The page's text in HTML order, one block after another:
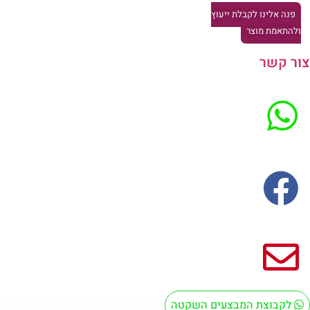
פנה אלינו לקבלת ייעוץ
מוצר
קשר
לקבוצת המבצעים השקטה